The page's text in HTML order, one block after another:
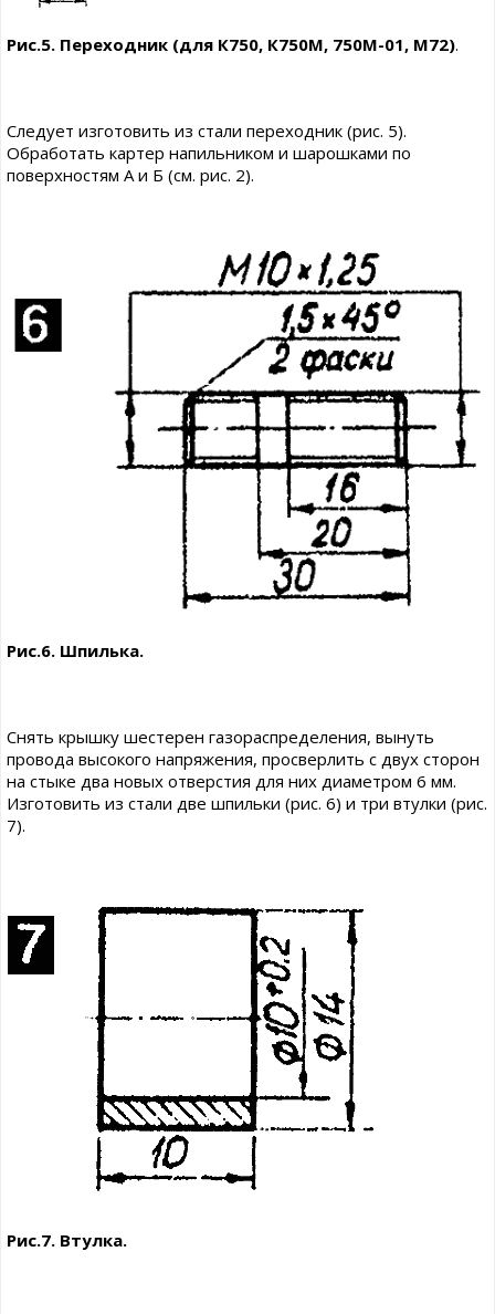
Рис.5. Переходник (для К750, К750М, 750М-01, М72).
Следует изготовить из стали переходник (рис. 5).
Обработать картер напильником и шарошками по
поверхностям А и Б (см. рис. 2).
Рис.6. Шпилька.
Снять крышку шестерен газораспределения, вынуть
провода высокого напряжения, просверлить с двух сторон
на стыке два новых отверстия для них диаметром 6 мм.
Изготовить из стали две шпильки (рис. 6) и три втулки (рис.
7).
Рис.7. Втулка.